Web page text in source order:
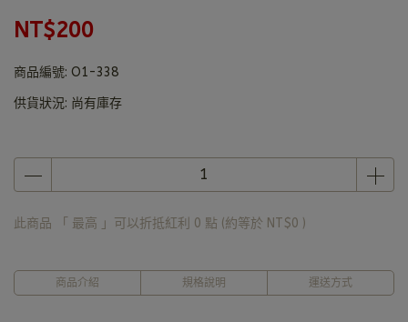
NT$200
商品編號: O1-338
供貨狀況: 尚有庫存
此商品 「 最高 」可以折抵紅利 0 點 (約等於 NT$0 )
商品介紹 規格說明 運送方式